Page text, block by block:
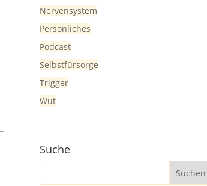
Nervensystem
Persönliches
Podcast
Selbstfürsorge
Trigger
Wut
Suche